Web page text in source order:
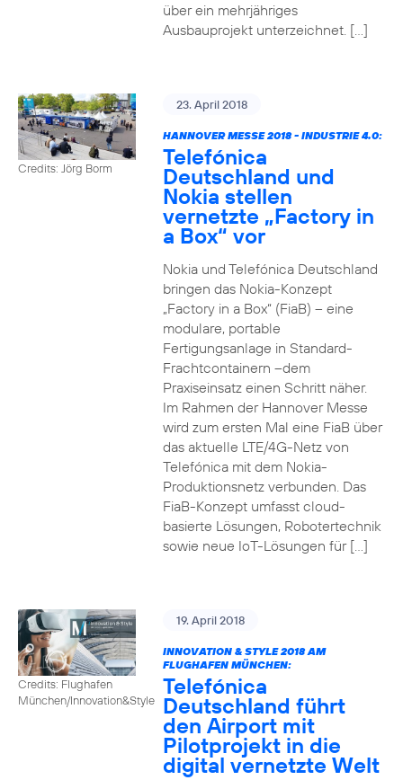
über ein mehrjähriges
Ausbauprojekt unterzeichnet. […]
Credits: Jörg Borm
23. April 2018
HANNOVER MESSE 2018 - INDUSTRIE 4.0:
Telefónica
Deutschland und
Nokia stellen
vernetzte „Factory in
a Box“ vor
Nokia und Telefónica Deutschland
bringen das Nokia-Konzept
„Factory in a Box“ (FiaB) – eine
modulare, portable
Fertigungsanlage in Standard-
Frachtcontainern –dem
Praxiseinsatz einen Schritt näher.
Im Rahmen der Hannover Messe
wird zum ersten Mal eine FiaB über
das aktuelle LTE/4G-Netz von
Telefónica mit dem Nokia-
Produktionsnetz verbunden. Das
FiaB-Konzept umfasst cloud-
basierte Lösungen, Robotertechnik
sowie neue IoT-Lösungen für […]
Credits: Flughafen
München/Innovation&Style
19. April 2018
INNOVATION & STYLE 2018 AM
FLUGHAFEN MÜNCHEN:
Telefónica
Deutschland führt
den Airport mit
Pilotprojekt in die
digital vernetzte Welt